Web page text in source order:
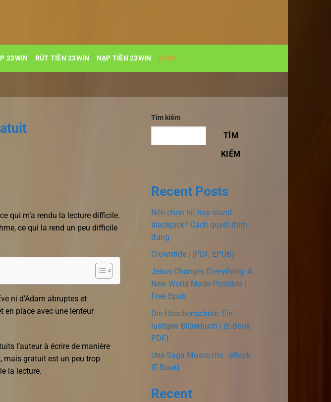
23WIN RÚT TIỀN 23WIN NẠP TIỀN 23WIN BLOG
qui m’a rendu la lecture difficile.
ce qui la rend un peu difficile
ni d’Adam abruptes et
en place avec une lenteur
l’auteur à écrire de manière
mais gratuit est un peu trop
la lecture.
Tìm kiếm
TÌM
KIẾM
Recent Posts
Nên chọn hit hay stand
blackjack? Cách quyết định
đúng
Crowntide | (PDF, EPUB)
Jesus Changes Everything: A
New World Made Possible |
Free Epub
Die Häschenschule: Ein
lustiges Bilderbuch | (E-Book,
PDF)
Une Saga Moscovite : eBook
[E-Book]
Recent